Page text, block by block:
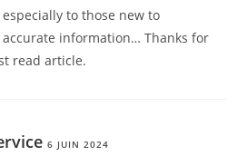
to those new to
information… Thanks for
read article.
6 JUIN 2024